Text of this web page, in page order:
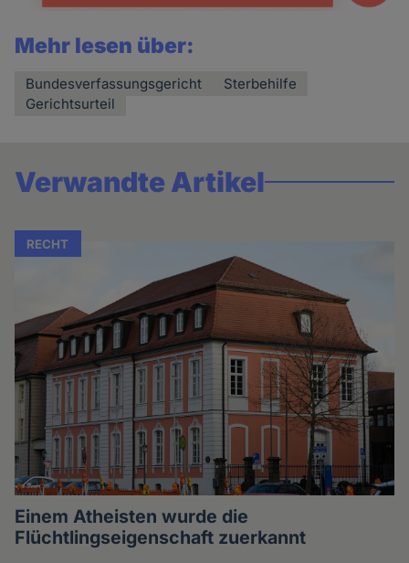
Mehr lesen über:
Bundesverfassungsgericht
Sterbehilfe
Gerichtsurteil
Verwandte Artikel
RECHT
Einem Atheisten wurde die
Flüchtlingseigenschaft zuerkannt